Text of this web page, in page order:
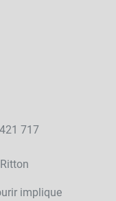
717
implique